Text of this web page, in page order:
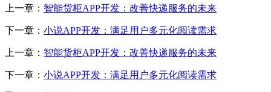
上一章： 智能货柜APP开发：改善快递服务的未来
下一章： 小说APP开发：满足用户多元化阅读需求
上一章： 智能货柜APP开发：改善快递服务的未来
下一章： 小说APP开发：满足用户多元化阅读需求